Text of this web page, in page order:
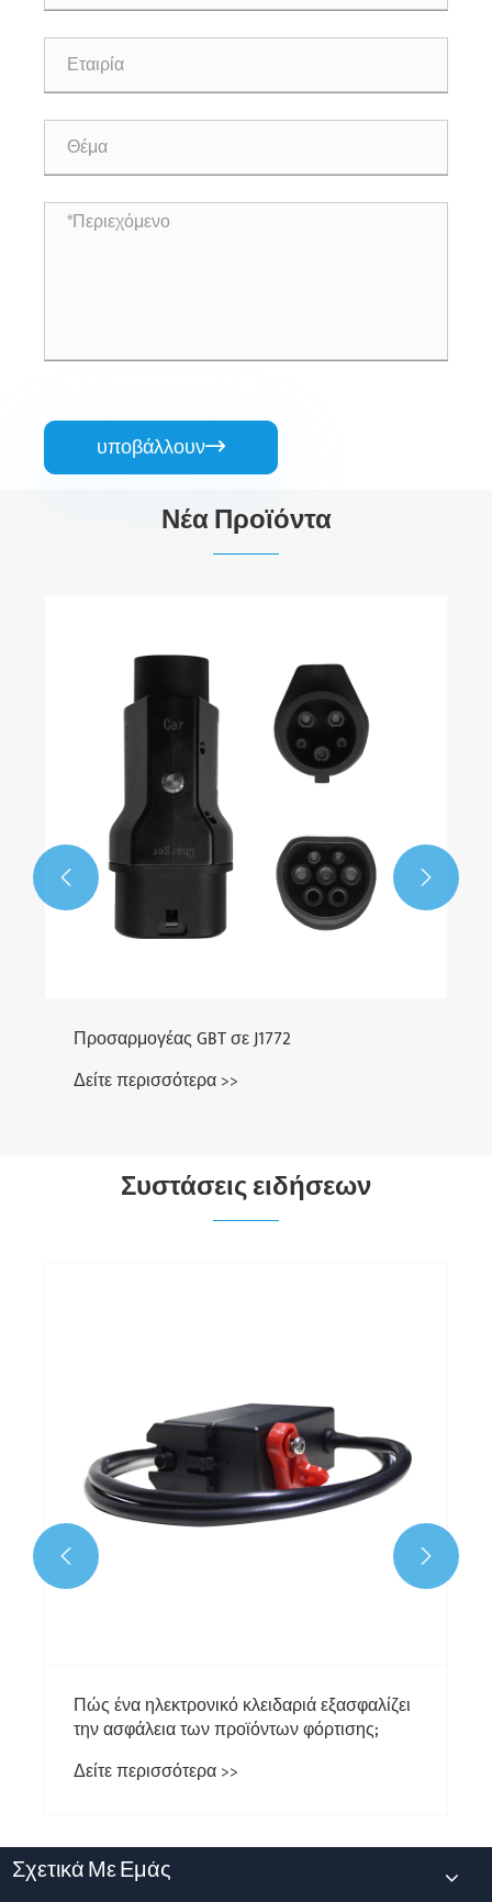
υποβάλλουν
Νέα Προϊόντα
Προσαρμογέας CCS1 σε Chademo
Δείτε περισσότερα >>
 
Συστάσεις ειδήσεων
 
Σχετικά Με Εμάς